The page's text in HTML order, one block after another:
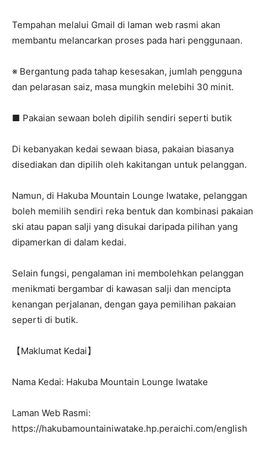
Tempahan melalui Gmail di laman web rasmi akan
membantu melancarkan proses pada hari penggunaan.
※ Bergantung pada tahap kesesakan, jumlah pengguna
dan pelarasan saiz, masa mungkin melebihi 30 minit.
■ Pakaian sewaan boleh dipilih sendiri seperti butik
Di kebanyakan kedai sewaan biasa, pakaian biasanya
disediakan dan dipilih oleh kakitangan untuk pelanggan.
Namun, di Hakuba Mountain Lounge Iwatake, pelanggan
boleh memilih sendiri reka bentuk dan kombinasi pakaian
ski atau papan salji yang disukai daripada pilihan yang
dipamerkan di dalam kedai.
Selain fungsi, pengalaman ini membolehkan pelanggan
menikmati bergambar di kawasan salji dan mencipta
kenangan perjalanan, dengan gaya pemilihan pakaian
seperti di butik.
【Maklumat Kedai】
Nama Kedai: Hakuba Mountain Lounge Iwatake
Laman Web Rasmi:
https://hakubamountainiwatake.hp.peraichi.com/english